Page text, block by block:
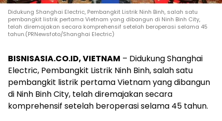
Didukung Shanghai Electric, Pembangkit Listrik Ninh Binh, salah satu
pembangkit listrik pertama Vietnam yang dibangun di Ninh Binh City,
telah diremajakan secara komprehensif setelah beroperasi selama 45
tahun.(PRNewsfoto/Shanghai Electric)
BISNISASIA.CO.ID, VIETNAM – Didukung Shanghai
Electric, Pembangkit Listrik Ninh Binh, salah satu
pembangkit listrik pertama Vietnam yang dibangun
di Ninh Binh City, telah diremajakan secara
komprehensif setelah beroperasi selama 45 tahun.